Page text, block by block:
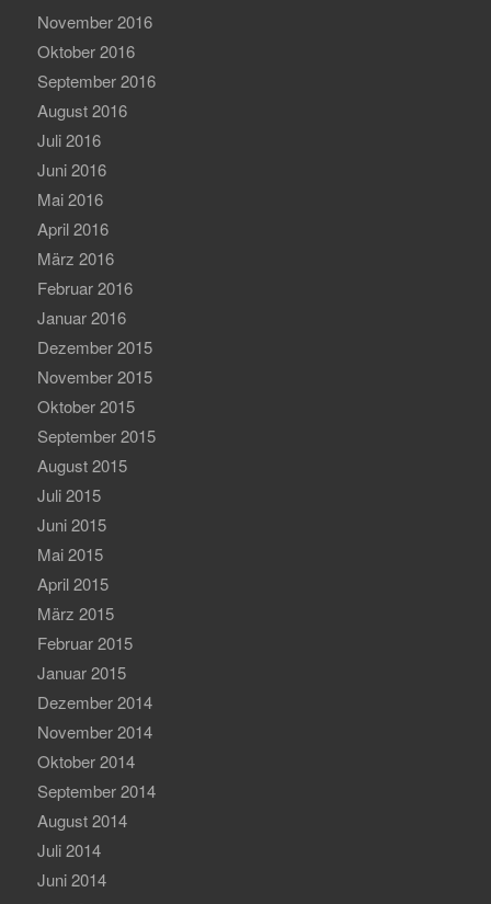
November 2016
Oktober 2016
September 2016
August 2016
Juli 2016
Juni 2016
Mai 2016
April 2016
März 2016
Februar 2016
Januar 2016
Dezember 2015
November 2015
Oktober 2015
September 2015
August 2015
Juli 2015
Juni 2015
Mai 2015
April 2015
März 2015
Februar 2015
Januar 2015
Dezember 2014
November 2014
Oktober 2014
September 2014
August 2014
Juli 2014
Juni 2014